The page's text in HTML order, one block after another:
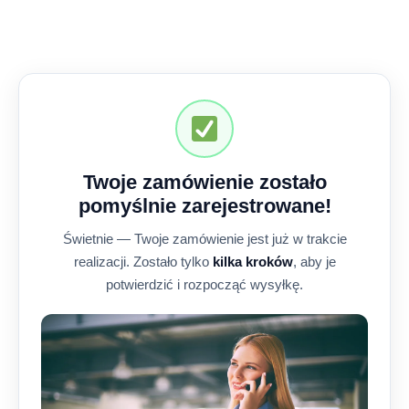
Twoje zamówienie zostało
pomyślnie zarejestrowane!
Świetnie — Twoje zamówienie jest już w trakcie
realizacji. Zostało tylko kilka kroków, aby je
potwierdzić i rozpocząć wysyłkę.